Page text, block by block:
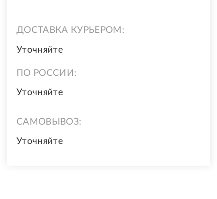
ДОСТАВКА КУРЬЕРОМ:
Уточняйте
ПО РОССИИ:
Уточняйте
САМОВЫВОЗ:
Уточняйте